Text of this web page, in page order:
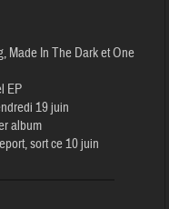
Made In The Dark et One
EP
19 juin
album
sort ce 10 juin